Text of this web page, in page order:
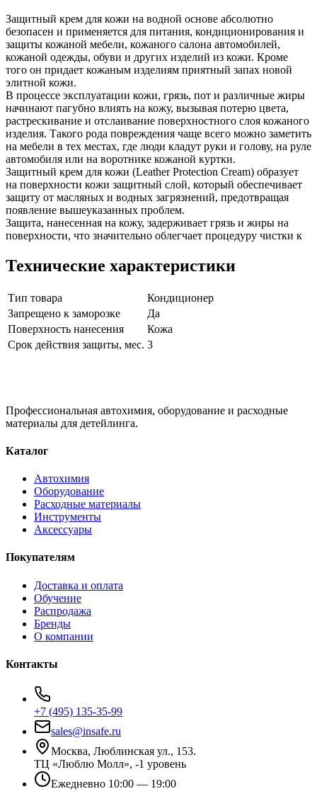
Защитный крем для кожи на водной основе абсолютно
безопасен и применяется для питания, кондиционирования и
защиты кожаной мебели, кожаного салона автомобилей,
кожаной одежды, обуви и других изделий из кожи. Кроме
того он придает кожаным изделиям приятный запах новой
элитной кожи.
В процессе эксплуатации кожи, грязь, пот и различные жиры
начинают пагубно влиять на кожу, вызывая потерю цвета,
растрескивание и отслаивание поверхностного слоя кожаного
изделия. Такого рода повреждения чаще всего можно заметить
на мебели в тех местах, где люди кладут руки и голову, на руле
автомобиля или на воротнике кожаной куртки.
Защитный крем для кожи (Leather Protection Cream) образует
на поверхности кожи защитный слой, который обеспечивает
защиту от масляных и водных загрязнений, предотвращая
появление вышеуказанных проблем.
Защита, нанесенная на кожу, задерживает грязь и жиры на
поверхности, что значительно облегчает процедуру чистки к
Технические характеристики
Тип товара
Кондиционер
Запрещено к заморозке
Да
Поверхность нанесения
Кожа
Срок действия защиты, мес. 3
Профессиональная автохимия, оборудование и расходные
материалы для детейлинга.
Каталог
Автохимия
Оборудование
Расходные материалы
Инструменты
Аксессуары
Покупателям
Доставка и оплата
Обучение
Распродажа
Бренды
О компании
Контакты
+7 (495) 135-35-99
sales@insafe.ru
Москва, Люблинская ул., 153.
ТЦ «Люблю Молл», -1 уровень
Ежедневно 10:00 — 19:00